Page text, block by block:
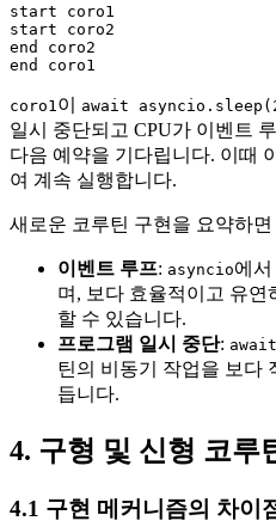
start coro1
start coro2
end coro2
coro1 이 await
일시 중단되고 CPU가 이벤트
다음 예약을 기다립니다. 이때
여 계속 실행합니다.
새로운 코루틴 구현을 요약하
이벤트 루프: asyncio에
며, 보다 효율적이고 유연
할 수 있습니다.
프로그램 일시 중단: await
틴의 비동기 작업을 보다
듭니다.
4. 구형 및 신형 코루
4.1 구현 메커니즘의 차이